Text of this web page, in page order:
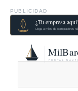
PUBLICIDAD